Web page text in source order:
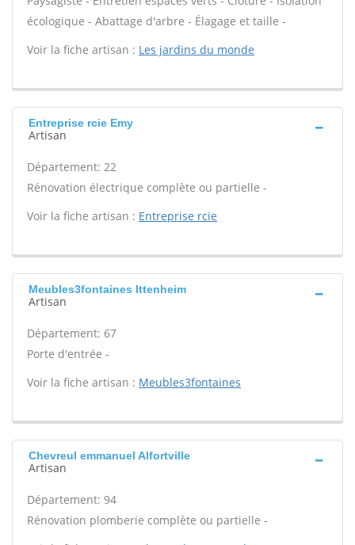
écologique - Abattage d'arbre - Élagage et taille -
Voir la fiche artisan : Les jardins du monde
Entreprise rcie Emy
Artisan
Département: 22
Rénovation électrique complète ou partielle -
Voir la fiche artisan : Entreprise rcie
Meubles3fontaines Ittenheim
Artisan
Département: 67
Porte d'entrée -
Voir la fiche artisan : Meubles3fontaines
Chevreul emmanuel Alfortville
Artisan
Département: 94
Rénovation plomberie complète ou partielle -